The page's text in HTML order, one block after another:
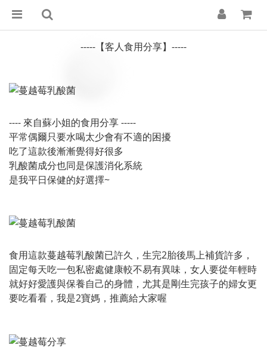
-----【客人食用分享】-----
---- 來自蘇小姐的食用分享 -----
平常偶爾只要水喝太少會有不適的困擾
吃了這款後漸漸覺得好很多
乳酸菌成分也同是保護消化系統
是我平日保健的好選擇~
食用這款蔓越莓乳酸菌已許久，生完2胎後馬上補貨許多，
固定每天吃一包私密處健康較不易有異味，女人要從年輕時
就好好愛護與保養自己的身體，尤其是剛生完孩子的婦女更
要吃看看，我是2寶媽，推薦給大家喔